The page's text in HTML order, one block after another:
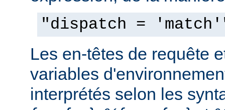
"dispatch =
Les en-têtes de requête
variables
interprétés selon les